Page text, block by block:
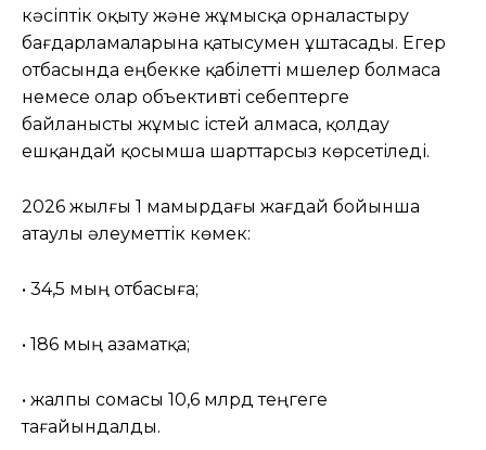
кәсіптік оқыту және жұмысқа орналастыру
бағдарламаларына қатысумен ұштасады. Егер
отбасында еңбекке қабілетті мүшелер болмаса
немесе олар объективті себептерге
байланысты жұмыс істей алмаса, қолдау
ешқандай қосымша шарттарсыз көрсетіледі.
2026 жылғы 1 мамырдағы жағдай бойынша
атаулы әлеуметтік көмек:
• 34,5 мың отбасыға;
• 186 мың азаматқа;
• жалпы сомасы 10,6 млрд теңгеге
тағайындалды.